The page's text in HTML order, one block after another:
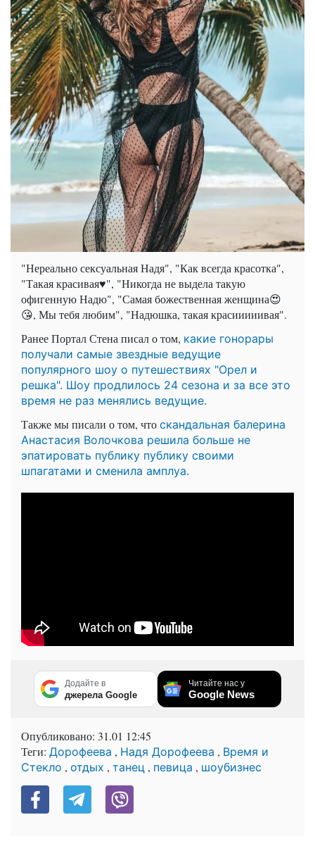
"Нереально сексуальная Надя", "Как всегда красотка",
"Такая красивая♥️", "Никогда не выдела такую
офигенную Надю", "Самая божественная женщина😍
😘, Мы тебя любим", "Надюшка, такая красииииивая".
Ранее Портал Стена писал о том, какие гонорары
получали самые звездные ведущие
популярного шоу о путешествиях "Орел и
решка". Шоу продлилось 24 сезона и за все это
время не раз менялись ведущие.
Также мы писали о том, что скандальная балерина
Анастасия Волочкова решила больше не
эпатировать публику публику своими
шпагатами и сменила амплуа.
Додайте в
джерела Google
Читайте нас у
Google News
Опубликовано: 31.01 12:45
Теги: Дорофеева , Надя Дорофеева , Время и
Стекло , отдых , танец , певица , шоубизнес